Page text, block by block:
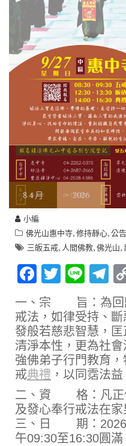
84 月 2026
小編
佛光山惠中寺,修持靜心,公
三皈五戒, 人間佛教,佛光山,
F
ac
e
b
o
o
k
T
it
te
r
Li
n
e
T
el
e
gr
a
m
一、宗 旨：為回
戒法，如律受持、
發般若慈悲智慧，
清淨本性，更為社
強佛弟子行門教育
戒典禮 ，以同霑法
二、資 格：凡正
及發心奉行戒法在家
三、日 期：2026
午09:30至16:30圓滿